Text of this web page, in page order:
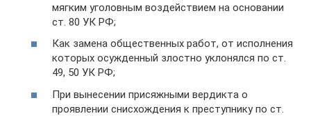
мягким уголовным воздействием на основании
ст. 80 УК РФ;
Как замена общественных работ, от исполнения
которых осужденный злостно уклонялся по ст.
49, 50 УК РФ;
При вынесении присяжными вердикта о
проявлении снисхождения к преступнику по ст.